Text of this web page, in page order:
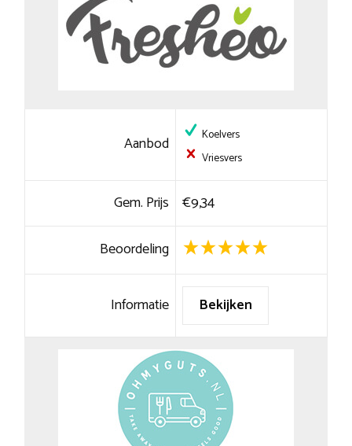
Aanbod
Koelvers
Vriesvers
Gem. Prijs €9,34
Beoordeling
Informatie Bekijken